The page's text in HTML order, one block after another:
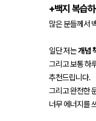
+백지 복습
많은 분들께서
일단 저는개념
그리고 보통 하
추천드립니다.
그리고 완전한
너무 에너지를